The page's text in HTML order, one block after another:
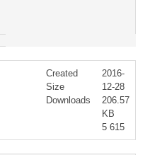
Created
Size
Downloads
2016-
12-28
206.57
KB
5 615